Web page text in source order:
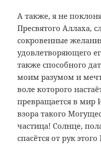
А также, я не
Пресвятого Аллаха,
сокровенные
удовлетворяющего
также способного
моим разумом и
воле которого
превращается в
взора такого
частица! Солнце,
спасётся от рук